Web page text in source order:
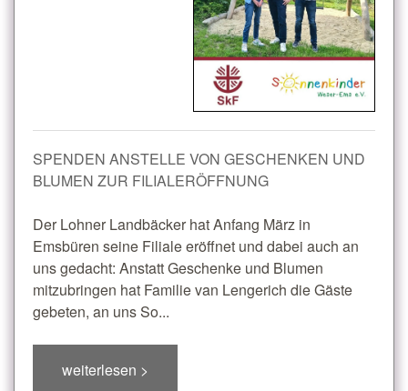
SPENDEN ANSTELLE VON GESCHENKEN UND
BLUMEN ZUR FILIALERÖFFNUNG
Der Lohner Landbäcker hat Anfang März in
Emsbüren seine Filiale eröffnet und dabei auch an
uns gedacht: Anstatt Geschenke und Blumen
mitzubringen hat Familie van Lengerich die Gäste
gebeten, an uns So...
weiterlesen >